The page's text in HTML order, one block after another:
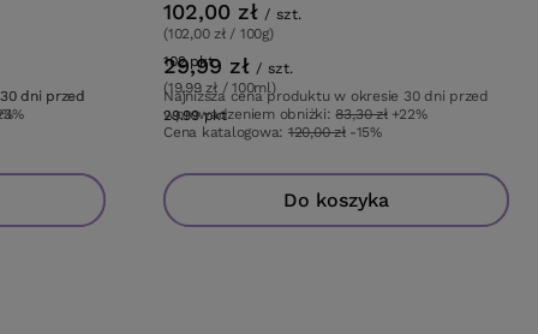
dni przed
29,99 zł / szt.
(19,99 zł / 100ml)
29.99pktpunktów
Do koszyka
dni przed
102,00 zł / szt.
(102,00 zł / 100g)
102pktpunktów
Najniższa cena produktu w okresie 30 dni przed
wprowadzeniem obniżki:83,30 zł +22%
Cena katalogowa: 120,00 zł -15%
Do koszyka